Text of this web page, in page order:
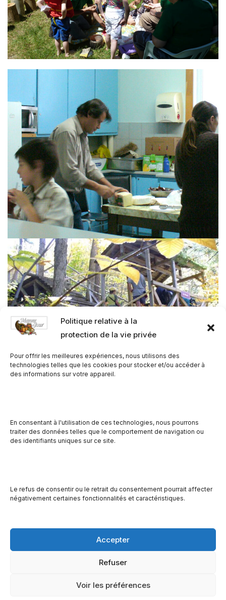
Politique relative à la
protection de la vie privée
Pour offrir les meilleures expériences, nous utilisons des
technologies telles que les cookies pour stocker et/ou accéder à
des informations sur votre appareil.
En consentant à l'utilisation de ces technologies, nous pourrons
traiter des données telles que le comportement de navigation ou
des identifiants uniques sur ce site.
Le refus de consentir ou le retrait du consentement pourrait affecter
négativement certaines fonctionnalités et caractéristiques.
Accepter
Refuser
Voir les préférences
© Site de la Manne du Jour | Réalisé par
Qui nous sommes
Services